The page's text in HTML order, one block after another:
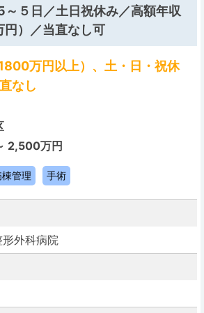
５日／土日祝休み／高額年収
円）／当直なし可
万円以上）、土・日・祝休
なし
2,500万円
棟管理 手術
外科病院